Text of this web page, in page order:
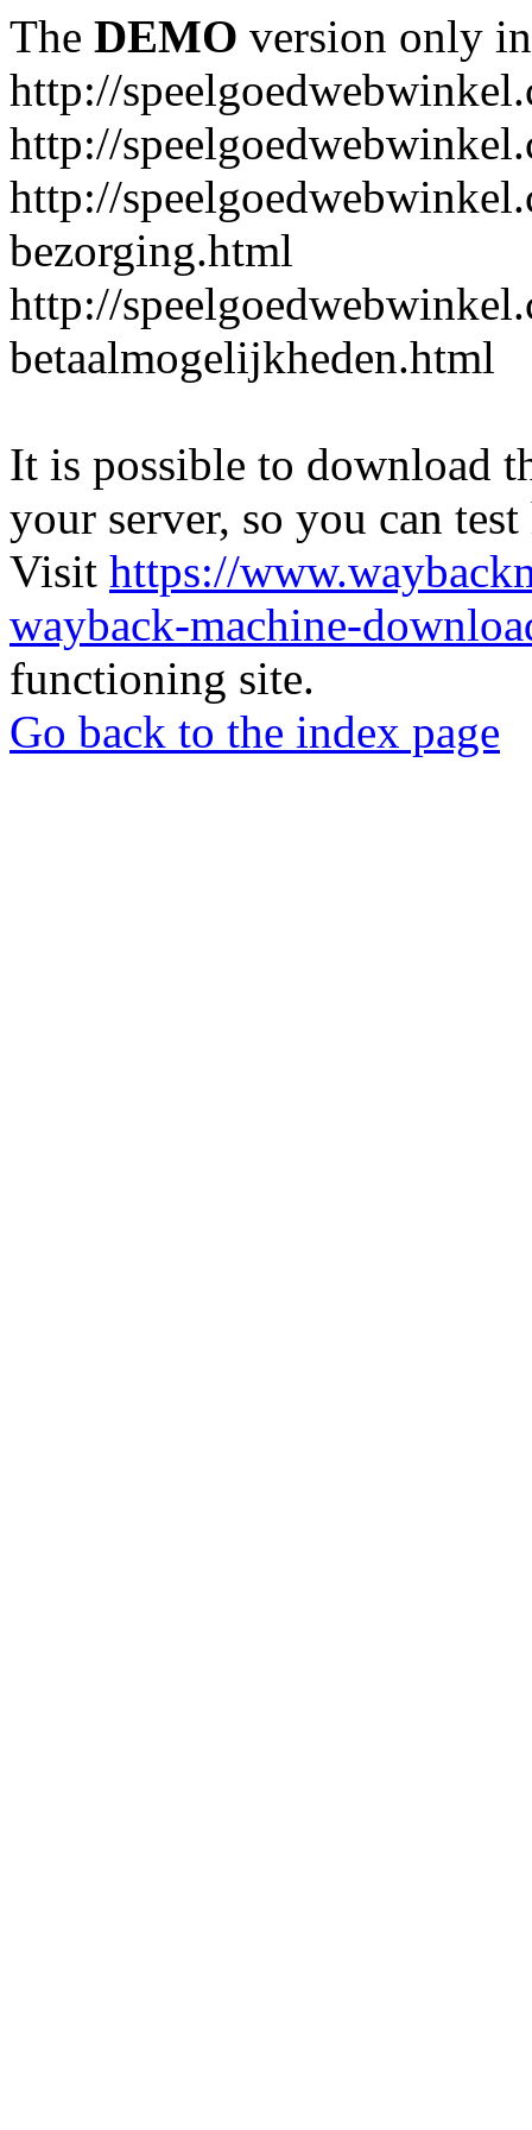
The DEMO version only
http://
http://
http://
bezorging.html
http://
betaalmogelijkheden.html
It is possible to download
your server, so you can
Visit https://
wayback-machine-
functioning site.
Go back to the index page